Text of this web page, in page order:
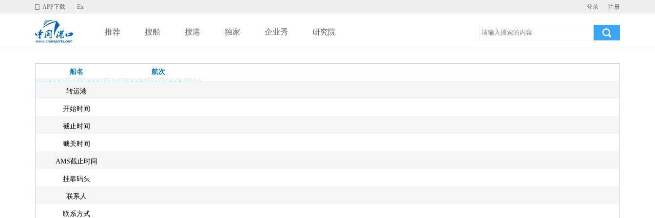
登录 注册
APP下载 En
推荐 搜船 搜港 独家 企业秀 研究院
船名 航次
转运港
开始时间
截止时间
截关时间
AMS截止时间
挂靠码头
联系人
联系方式